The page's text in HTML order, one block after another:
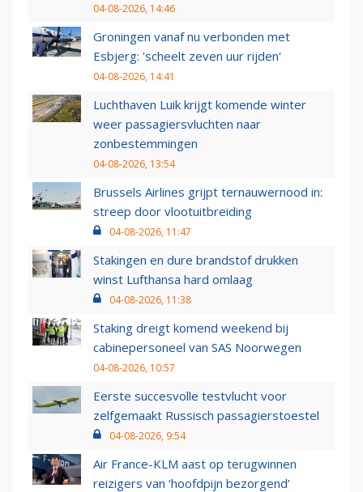
04-08-2026, 14:46
Groningen vanaf nu verbonden met
Esbjerg: 'scheelt zeven uur rijden'
04-08-2026, 14:41
Luchthaven Luik krijgt komende winter
weer passagiersvluchten naar
zonbestemmingen
04-08-2026, 13:54
Brussels Airlines grijpt ternauwernood in:
streep door vlootuitbreiding
04-08-2026, 11:47
Stakingen en dure brandstof drukken
winst Lufthansa hard omlaag
04-08-2026, 11:38
Staking dreigt komend weekend bij
cabinepersoneel van SAS Noorwegen
04-08-2026, 10:57
Eerste succesvolle testvlucht voor
zelfgemaakt Russisch passagierstoestel
04-08-2026, 9:54
Air France-KLM aast op terugwinnen
reizigers van ‘hoofdpijn bezorgend’